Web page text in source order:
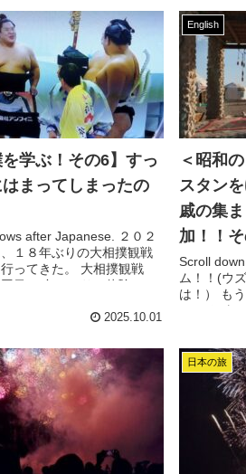
を学ぶ！その6】すっ
まってしまったの
after Japanese. ２０２
１８年ぶりの大相撲観戦
ってきた。 大相撲観戦
回目。 久しぶりの体験に、
2025.10.01
English
＜昭和
スタン
戚の集
加！！
Scroll
ム！！(ウ
は！） も
ているが
行に行っ
日本の旅